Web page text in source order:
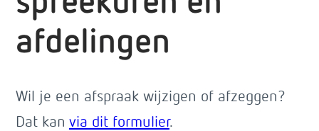
afdelingen
Wil je een afspraak wijzigen of afzeggen?
Dat kan via dit formulier.